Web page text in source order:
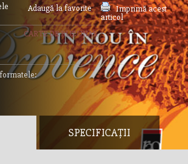
Adaugă la favorite
Imprimă acest
articol
CARTE DE BUZUNAR
SPECIFICAȚII